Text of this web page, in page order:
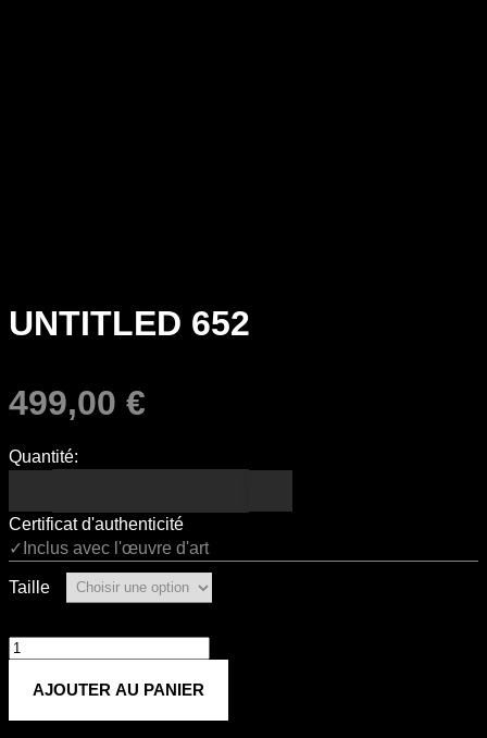
UNTITLED 652
499,00 €
Quantité:
Certificat d'authenticité
✓Inclus avec l'œuvre d'art
Taille
quantité
Untitled
652
AJOUTER AU PANIER